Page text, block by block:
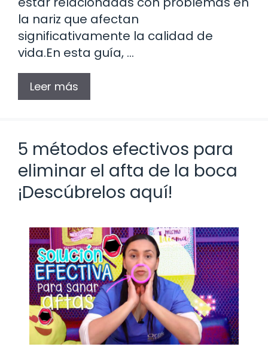
la nariz que afectan
significativamente la calidad de
vida.En esta guía, …
Leer más
5 métodos efectivos para
eliminar el afta de la boca
¡Descúbrelos aquí!